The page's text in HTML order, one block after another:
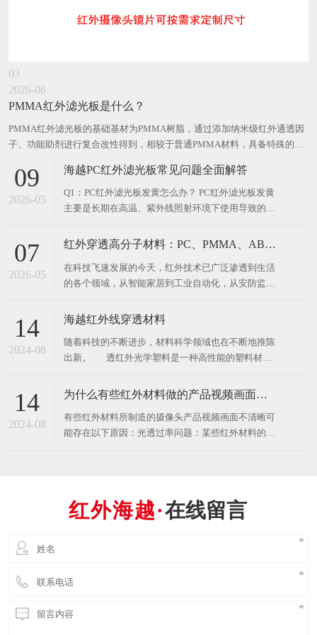
03
2026-06
PMMA红外滤光板是什么？
PMMA红外滤光板的基础基材为PMMA树脂，通过添加纳米级红外通透因
子、功能助剂进行复合改性得到，相较于普通PMMA材料，具备特殊的光
合功能助剂复合改性，兼顾光学性能与可靠性。 PMMA红外滤光板原理
09
2026-05
海越PC红外滤光板常见问题全面解答
Q1：PC红外滤光板发黄怎么办？ PC红外滤光板发黄
主要是长期在高温、紫外线照射环境下使用导致的材
可继续使用；若发黄严重导致透光率下降、可见光屏
品。添加抗UV配方的合格PC红外滤光板可在氙灯老
化1000
07
2026-05
红外穿透高分子材料：PC、PMMA、ABS等特种光学塑料的应用与技术解析
在科技飞速发展的今天，红外技术已广泛渗透到生活
的各个领域，从智能家居到工业自动化，从安防监控
的关键基础，正发挥着越来越重要的作用。其中，
ABS（丙烯腈-丁二烯-苯乙烯共聚物）等特种光学塑
料，凭借其独特的
14
2024-08
海越红外线穿透材料
​随着科技的不断进步，材料科学领域也在不断地推陈
出新。 透红外光学塑料是一种高性能的塑料材
度和光学性能。这种材料在红外成像、光学滤波器、
透红外光学塑料与普通塑料的主要
14
2024-08
为什么有些红外材料做的产品视频画面不清晰？
有些红外材料所制造的摄像头产品视频画面不清晰可
能存在以下原因：光透过率问题：某些红外材料的光
射问题。这些光学失真现象在线留言